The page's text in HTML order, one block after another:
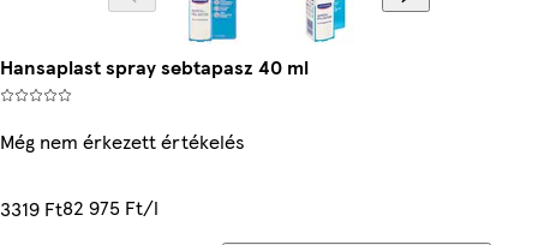
Hansaplast spray sebtapasz 40 ml
Még nem érkezett értékelés
3319 Ft82 975 Ft/l